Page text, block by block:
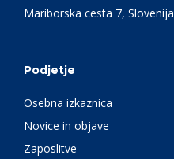
Mariborska cesta 7, Slovenija
Podjetje
Osebna izkaznica
Novice in objave
Zaposlitve